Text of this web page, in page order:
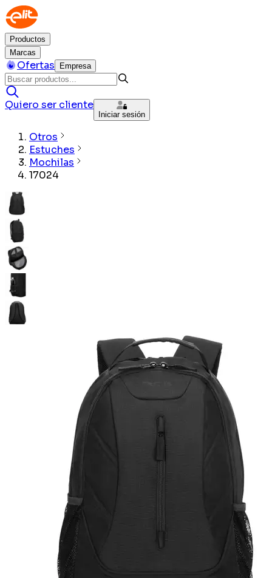
Productos
Marcas
Ofertas Empresa
Quiero ser cliente
Iniciar sesión
Otros
Estuches
Mochilas
17024